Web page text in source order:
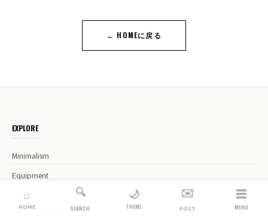
← HOMEに戻る
EXPLORE
Minimalism
Equipment
Travel
⌂
HOME
🔍
SEARCH
🌙
THEME
✉️
POST
☰
MENU